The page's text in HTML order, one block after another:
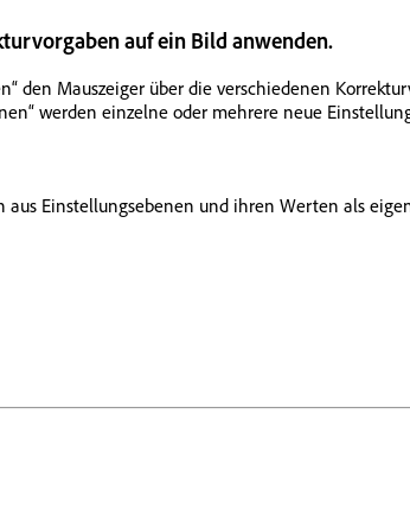
auf ein Bild anwenden.
den Mauszeiger über die verschiedenen
werden einzelne oder mehrere neue
Einstellungsebenen und ihren Werten als